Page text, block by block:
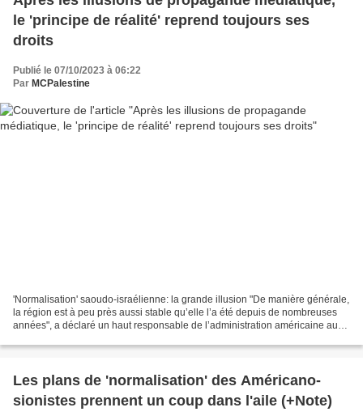
le 'principe de réalité' reprend toujours ses
droits
Publié le 07/10/2023 à 06:22
Par MCPalestine
'Normalisation' saoudo-israélienne: la grande illusion "De manière générale,
la région est à peu près aussi stable qu’elle l’a été depuis de nombreuses
années", a déclaré un haut responsable de l’administration américaine au
Les plans de 'normalisation' des Américano-
sionistes prennent un coup dans l'aile (+Note)